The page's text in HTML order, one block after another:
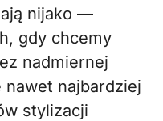
nijako —
gdy chcemy
nadmiernej
najbardziej
stylizacji